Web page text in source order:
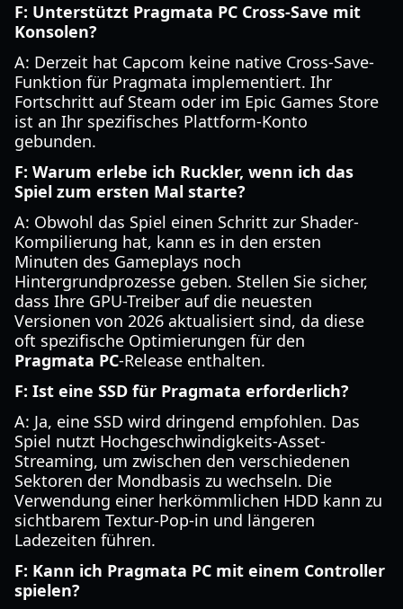
F: Unterstützt Pragmata PC Cross-Save mit
Konsolen?
A: Derzeit hat Capcom keine native Cross-Save-
Funktion für Pragmata implementiert. Ihr
Fortschritt auf Steam oder im Epic Games Store
ist an Ihr spezifisches Plattform-Konto
gebunden.
F: Warum erlebe ich Ruckler, wenn ich das
Spiel zum ersten Mal starte?
A: Obwohl das Spiel einen Schritt zur Shader-
Kompilierung hat, kann es in den ersten
Minuten des Gameplays noch
Hintergrundprozesse geben. Stellen Sie sicher,
dass Ihre GPU-Treiber auf die neuesten
Versionen von 2026 aktualisiert sind, da diese
oft spezifische Optimierungen für den
Pragmata PC-Release enthalten.
F: Ist eine SSD für Pragmata erforderlich?
A: Ja, eine SSD wird dringend empfohlen. Das
Spiel nutzt Hochgeschwindigkeits-Asset-
Streaming, um zwischen den verschiedenen
Sektoren der Mondbasis zu wechseln. Die
Verwendung einer herkömmlichen HDD kann zu
sichtbarem Textur-Pop-in und längeren
Ladezeiten führen.
F: Kann ich Pragmata PC mit einem Controller
spielen?